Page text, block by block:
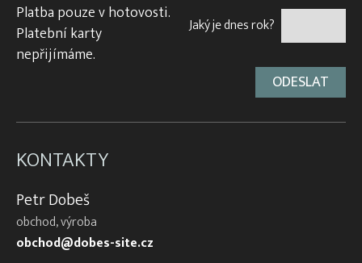
Platba pouze v hotovosti.
Platební karty
nepřijímáme.
Jaký je dnes rok?
KONTAKTY
Petr Dobeš
obchod, výroba
obchod@dobes-site.cz